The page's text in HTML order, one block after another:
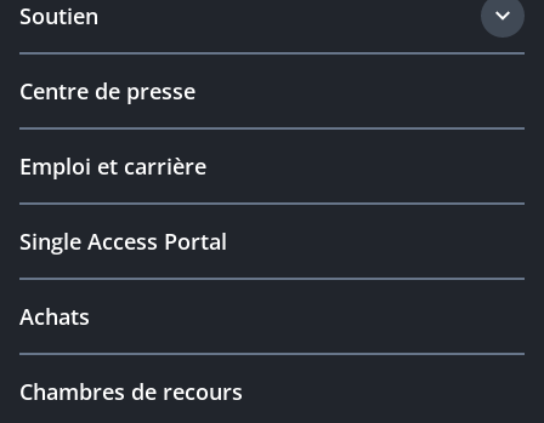
Soutien
Centre de presse
Emploi et carrière
Single Access Portal
Achats
Chambres de recours